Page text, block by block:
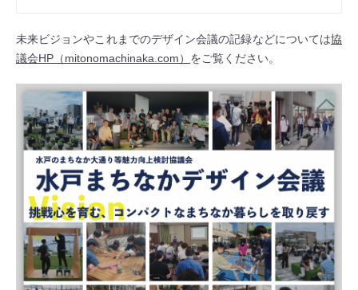
未来ビジョンやこれまでのデザイン会議の記録などについては協
議会HP（mitonomachinaka.com） をご覧ください。